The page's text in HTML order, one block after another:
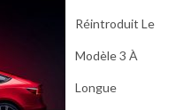
Réintroduit Le
Modèle 3 À
Longue